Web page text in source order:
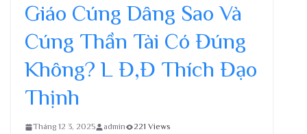
Giáo Cúng Dâng Sao Và
Cúng Thần Tài Có Đúng
Không? L Đ,Đ Thích Đạo
Thịnh
Tháng 12 3, 2025 admin
221 Views